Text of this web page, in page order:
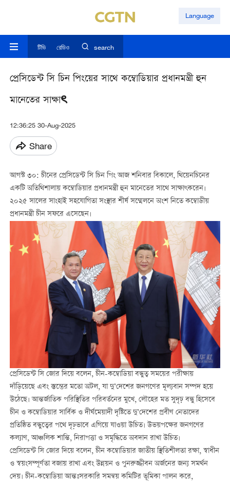
Language
টিভি রেডিও search
প্রেসিডেন্ট সি চিন পিংয়ের সাথে কম্বোডিয়ার প্রধানমন্ত্রী হুন
মানেতের সাক্ষাৎ
12:36:25 30-Aug-2025
Share
আগস্ট ৩০:চীনের প্রেসিডেন্ট সি চিন পিং আজ শনিবার বিকালে, থিয়েনচিনের
একটি অতিথিশালায় কম্বোডিয়ার প্রধানমন্ত্রী হুন মানেতের সাথে সাক্ষাৎকরেন।
২০২৫ সালের সাংহাই সহযোগিতা সংস্থার শীর্ষ সম্মেলনে অংশ নিতে কম্বোডীয়
প্রধানমন্ত্রী চীন সফরে এসেছেন।
প্রেসিডেন্ট সি জোর দিয়ে বলেন, চীন-কম্বোডিয়া বন্ধুত্ব সময়ের পরীক্ষায়
দাঁড়িয়েছে এবং স্তম্ভের মতো অটল, যা দু’দেশের জনগণের মূল্যবান সম্পদ হয়ে
উঠেছে। আন্তর্জাতিক পরিস্থিতির পরিবর্তনের মুখে, লৌহের মত সুদৃঢ় বন্ধু হিসেবে
চীন ও কম্বোডিয়ার সার্বিক ও দীর্ঘমেয়াদী দৃষ্টিতে দু’দেশের প্রবীণ নেতাদের
প্রতিষ্ঠিত বন্ধুত্বের পথে দৃঢ়ভাবে এগিয়ে যাওয়া উচিত। উভয়পক্ষের জনগণের
কল্যাণ, আঞ্চলিক শান্তি, নিরাপত্তা ও সমৃদ্ধিতে অবদান রাখা উচিত।
প্রেসিডেন্ট সি জোর দিয়ে বলেন, চীন কম্বোডিয়ার জাতীয় স্থিতিশীলতা রক্ষা, স্বাধীন
ও স্বয়ংসম্পূর্ণতা বজায় রাখা এবং উন্নয়ন ও পুনরুজ্জীবন অর্জনের জন্য সমর্থন
দেয়। চীন-কম্বোডিয়া আন্তঃসরকারি সমন্বয় কমিটির ভূমিকা পালন করে,